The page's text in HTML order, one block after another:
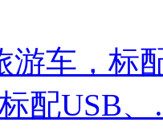
车，标
配USB